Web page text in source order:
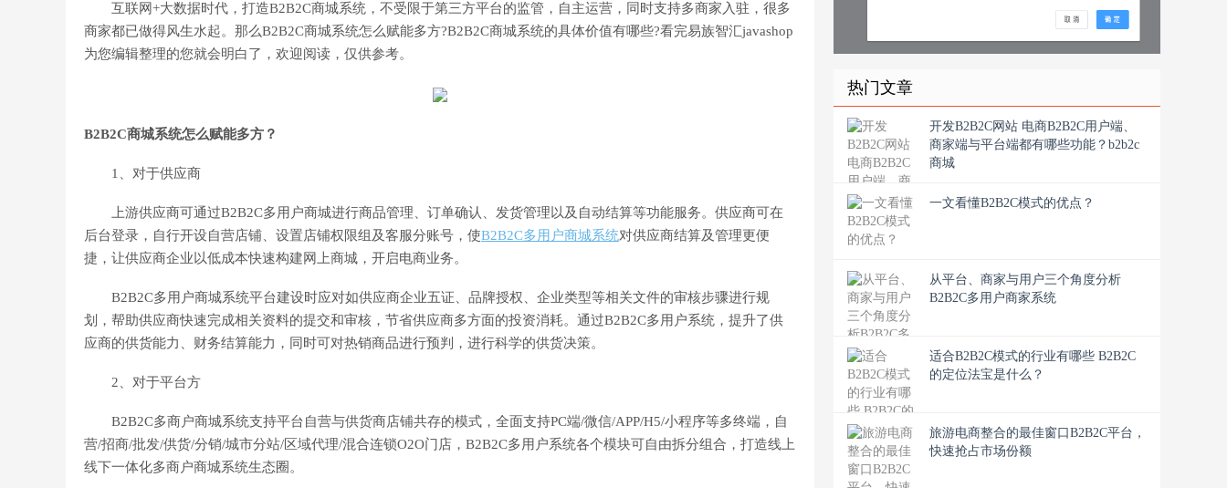
互联网+大数据时代，打造B2B2C商城系统，不受限于第三方平台的监管，自主运营，同时支持多商家入驻，很多
商家都已做得风生水起。那么B2B2C商城系统怎么赋能多方?B2B2C商城系统的具体价值有哪些?看完易族智汇javashop
为您编辑整理的您就会明白了，欢迎阅读，仅供参考。
B2B2C商城系统怎么赋能多方？
1、对于供应商
上游供应商可通过B2B2C多用户商城进行商品管理、订单确认、发货管理以及自动结算等功能服务。供应商可在
后台登录，自行开设自营店铺、设置店铺权限组及客服分账号，使B2B2C多用户商城系统对供应商结算及管理更便
捷，让供应商企业以低成本快速构建网上商城，开启电商业务。
B2B2C多用户商城系统平台建设时应对如供应商企业五证、品牌授权、企业类型等相关文件的审核步骤进行规
划，帮助供应商快速完成相关资料的提交和审核，节省供应商多方面的投资消耗。通过B2B2C多用户系统，提升了供
应商的供货能力、财务结算能力，同时可对热销商品进行预判，进行科学的供货决策。
2、对于平台方
B2B2C多商户商城系统支持平台自营与供货商店铺共存的模式，全面支持PC端/微信/APP/H5/小程序等多终端，自
营/招商/批发/供货/分销/城市分站/区域代理/混合连锁O2O门店，B2B2C多用户系统各个模块可自由拆分组合，打造线上
线下一体化多商户商城系统生态圈。
热门文章
开发B2B2C网站 电商B2B2C用户端、
商家端与平台端都有哪些功能？b2b2c
商城
一文看懂B2B2C模式的优点？
从平台、商家与用户三个角度分析
B2B2C多用户商家系统
适合B2B2C模式的行业有哪些 B2B2C
的定位法宝是什么？
旅游电商整合的最佳窗口B2B2C平台，
快速抢占市场份额